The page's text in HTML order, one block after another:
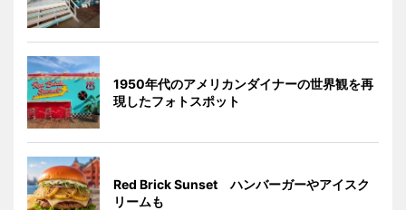
1950年代のアメリカンダイナーの世界観を再
現したフォトスポット
Red Brick Sunset ハンバーガーやアイスク
リームも